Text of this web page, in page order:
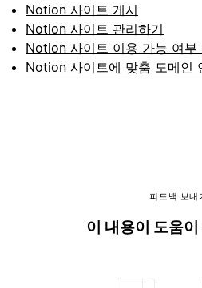
Notion 사이트 게시
Notion 사이트 관리하기
Notion 사이트 이용 가능 여부
Notion 사이트에 맞춤 도메인
피드백 보내
이 내용이 도움